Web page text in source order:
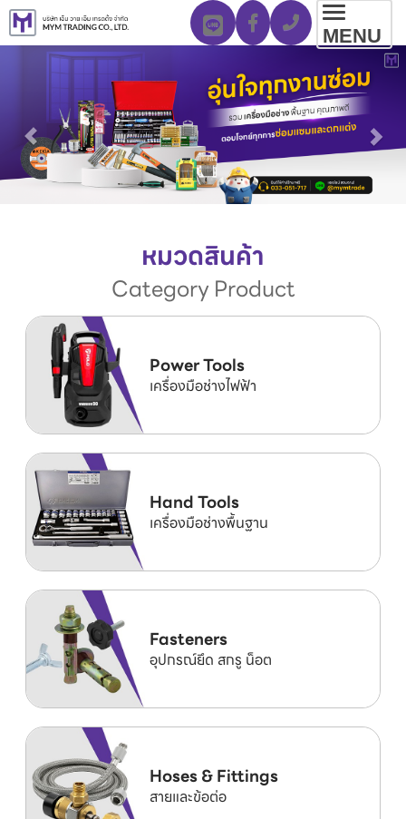
MENU
หมวดสินค้า
Category Product
Power Tools
เครื่องมือช่างไฟฟ้า
Hand Tools
เครื่องมือช่างพื้นฐาน
Fasteners
อุปกรณ์ยึด สกรู น็อต
Hoses & Fittings
สายและข้อต่อ